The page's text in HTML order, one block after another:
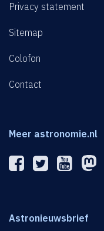
Privacy statement
Sitemap
Colofon
Contact
Meer astronomie.nl
Astronieuwsbrief